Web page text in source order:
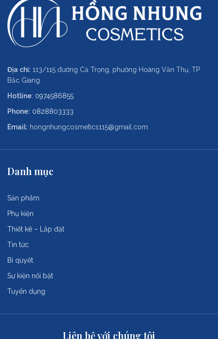
Địa chỉ: 113/115 đường Cả Trọng, phường Hoàng Văn Thụ, TP
Bắc Giang
Hotline: 0974586855
Phone: 0828803333
Email: hongnhungcosmetics115@gmail.com
Danh mục
Sản phẩm
Phụ kiện
Thiết kê – Lắp đặt
Tin tức
Bí quyết
Sự kiện nổi bật
Tuyển dụng
Liên hệ với chúng tôi